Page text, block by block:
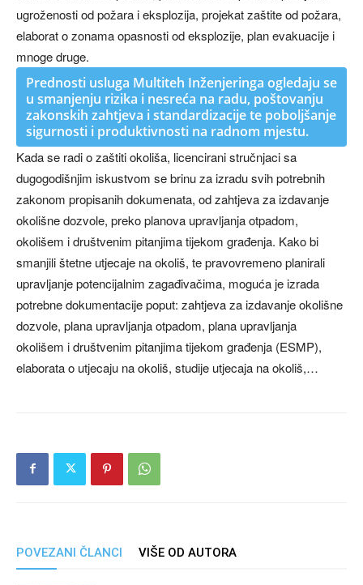
ugroženosti od požara i eksplozija, projekat zaštite od požara,
elaborat o zonama opasnosti od eksplozije, plan evakuacije i
mnoge druge.
Prednosti usluga Multiteh Inženjeringa ogledaju se
u smanjenju rizika i nesreća na radu, poštovanju
zakonskih zahtjeva i standardizacije te poboljšanje
sigurnosti i produktivnosti na radnom mjestu.
Kada se radi o zaštiti okoliša, licencirani stručnjaci sa
dugogodišnjim iskustvom se brinu za izradu svih potrebnih
zakonom propisanih dokumenata, od zahtjeva za izdavanje
okolišne dozvole, preko planova upravljanja otpadom,
okolišem i društvenim pitanjima tijekom građenja. Kako bi
smanjili štetne utjecaje na okoliš, te pravovremeno planirali
upravljanje potencijalnim zagađivačima, moguća je izrada
potrebne dokumentacije poput: zahtjeva za izdavanje okolišne
dozvole, plana upravljanja otpadom, plana upravljanja
okolišem i društvenim pitanjima tijekom građenja (ESMP),
elaborata o utjecaju na okoliš, studije utjecaja na okoliš,…
POVEZANI ČLANCI VIŠE OD AUTORA